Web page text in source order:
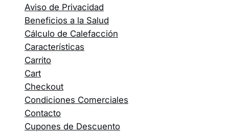
Aviso de Privacidad
Beneficios a la Salud
Cálculo de Calefacción
Características
Carrito
Cart
Checkout
Condiciones Comerciales
Contacto
Cupones de Descuento